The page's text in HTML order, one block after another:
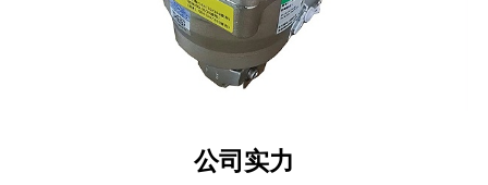
公司实力